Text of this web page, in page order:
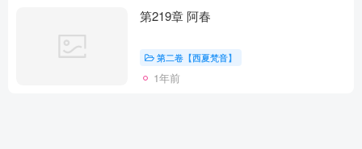
第219章 阿春
第二卷【西夏梵音】
1年前